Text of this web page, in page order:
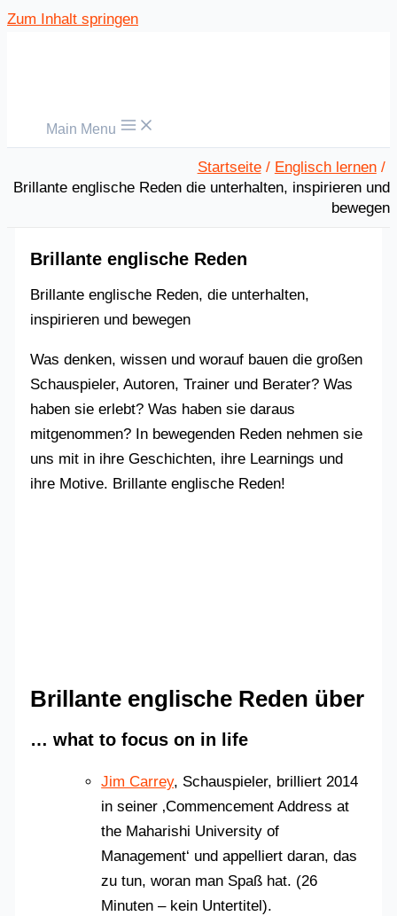
Zum Inhalt springen
Main Menu
Startseite
Englisch lernen
Brillante englische Reden die unterhalten, inspirieren und
bewegen
Brillante englische Reden
Brillante englische Reden, die unterhalten,
inspirieren und bewegen
Was denken, wissen und worauf bauen die großen
Schauspieler, Autoren, Trainer und Berater? Was
haben sie erlebt? Was haben sie daraus
mitgenommen? In bewegenden Reden nehmen sie
uns mit in ihre Geschichten, ihre Learnings und
ihre Motive. Brillante englische Reden!
Brillante englische Reden über
… what to focus on in life
Jim Carrey, Schauspieler, brilliert 2014
in seiner ‚Commencement Address at
the Maharishi University of
Management‘ und appelliert daran, das
zu tun, woran man Spaß hat. (26
Minuten – kein Untertitel).